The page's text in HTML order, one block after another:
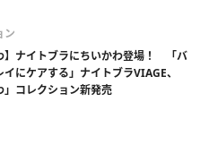
ン
】ナイトブラにちいかわ登場！ 「バ
イにケアする」ナイトブラVIAGE、
」コレクション新発売